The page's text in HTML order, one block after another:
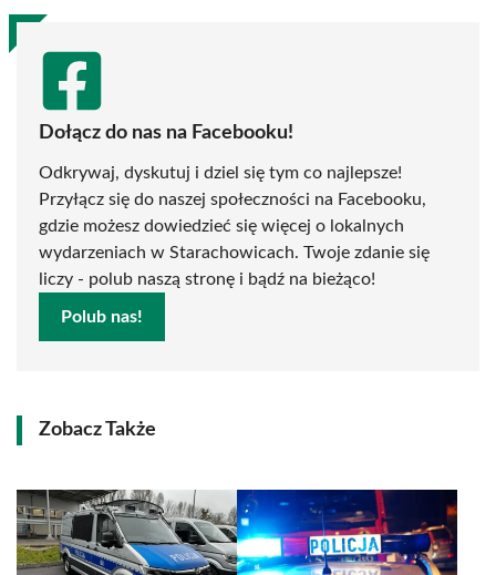
Dołącz do nas na Facebooku!
Odkrywaj, dyskutuj i dziel się tym co najlepsze!
Przyłącz się do naszej społeczności na Facebooku,
gdzie możesz dowiedzieć się więcej o lokalnych
wydarzeniach w Starachowicach. Twoje zdanie się
liczy - polub naszą stronę i bądź na bieżąco!
Polub nas!
Zobacz Także